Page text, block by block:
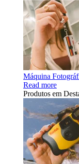
Máquina
Read more
Produtos em